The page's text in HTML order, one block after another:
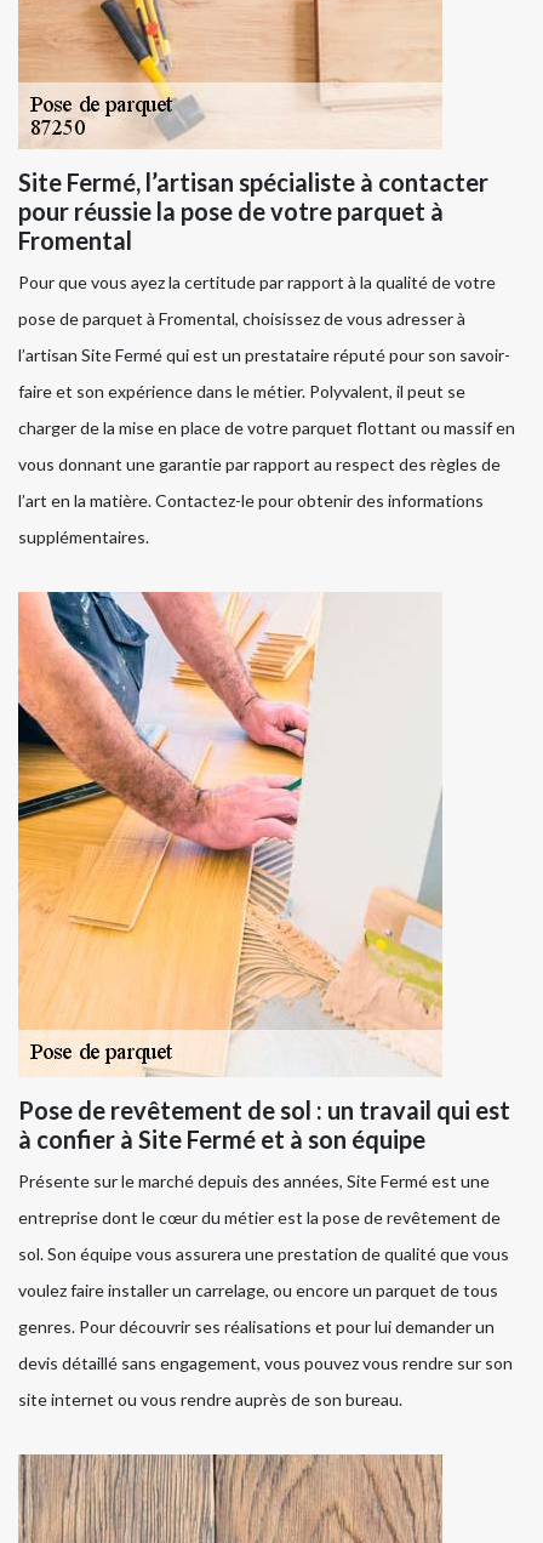
Site Fermé, l’artisan spécialiste à contacter
pour réussie la pose de votre parquet à
Fromental
Pour que vous ayez la certitude par rapport à la qualité de votre
pose de parquet à Fromental, choisissez de vous adresser à
l’artisan Site Fermé qui est un prestataire réputé pour son savoir-
faire et son expérience dans le métier. Polyvalent, il peut se
charger de la mise en place de votre parquet flottant ou massif en
vous donnant une garantie par rapport au respect des règles de
l’art en la matière. Contactez-le pour obtenir des informations
supplémentaires.
Pose de revêtement de sol : un travail qui est
à confier à Site Fermé et à son équipe
Présente sur le marché depuis des années, Site Fermé est une
entreprise dont le cœur du métier est la pose de revêtement de
sol. Son équipe vous assurera une prestation de qualité que vous
voulez faire installer un carrelage, ou encore un parquet de tous
genres. Pour découvrir ses réalisations et pour lui demander un
devis détaillé sans engagement, vous pouvez vous rendre sur son
site internet ou vous rendre auprès de son bureau.